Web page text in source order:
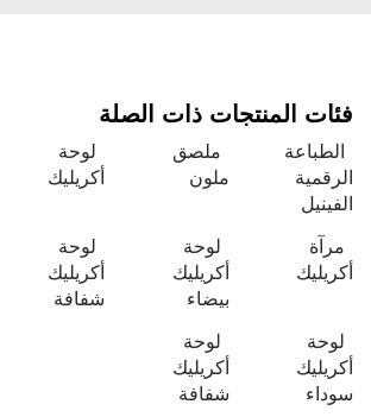
فئات المنتجات ذات الصلة
الطباعة
الرقمية
الفينيل
ملصق
ملون
لوحة
أكريليك
مرآة
أكريليك
لوحة
أكريليك
بيضاء
لوحة
أكريليك
شفافة
لوحة
أكريليك
سوداء
لوحة
أكريليك
شفافة